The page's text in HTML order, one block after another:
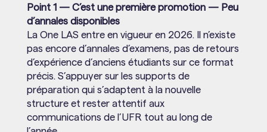
Point 1 — C’est une première promotion — Peu
d’annales disponibles
La One LAS entre en vigueur en 2026. Il n’existe
pas encore d’annales d’examens, pas de retours
d’expérience d’anciens étudiants sur ce format
précis. S’appuyer sur les supports de
préparation qui s’adaptent à la nouvelle
structure et rester attentif aux
communications de l’UFR tout au long de